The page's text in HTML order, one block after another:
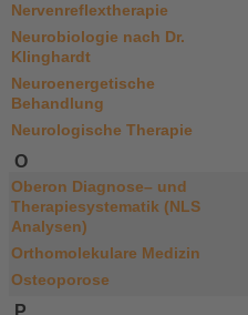
Nervenreflextherapie
Neurobiologie nach Dr.
Klinghardt
Neuroenergetische
Behandlung
Neurologische Therapie
O
Oberon Diagnose– und
Therapiesystematik (NLS
Analysen)
Orthomolekulare Medizin
Osteoporose
P